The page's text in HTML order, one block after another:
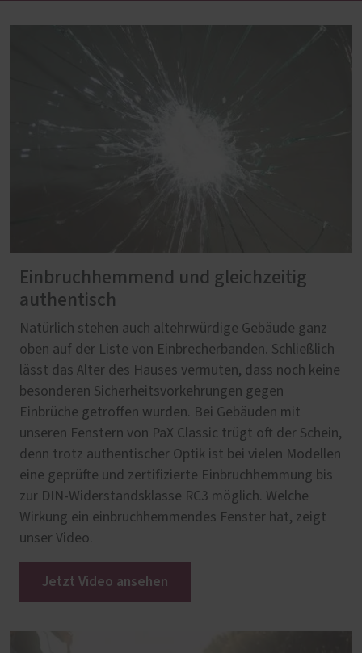
Einbruchhemmend und gleichzeitig
authentisch
Natürlich stehen auch altehrwürdige Gebäude ganz
oben auf der Liste von Einbrecherbanden. Schließlich
lässt das Alter des Hauses vermuten, dass noch keine
besonderen Sicherheitsvorkehrungen gegen
Einbrüche getroffen wurden. Bei Gebäuden mit
unseren Fenstern von PaX Classic trügt oft der Schein,
denn trotz authentischer Optik ist bei vielen Modellen
eine geprüfte und zertifizierte Einbruchhemmung bis
zur DIN-Widerstandsklasse RC3 möglich. Welche
Wirkung ein einbruchhemmendes Fenster hat, zeigt
unser Video.
Jetzt Video ansehen